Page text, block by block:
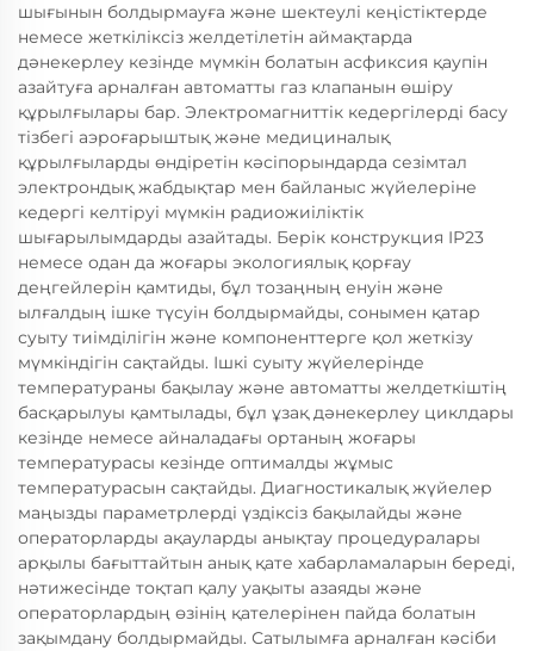
шығынын болдырмауға және шектеулі кеңістіктерде
немесе жеткіліксіз желдетілетін аймақтарда
дәнекерлеу кезінде мүмкін болатын асфиксия қаупін
азайтуға арналған автоматты газ клапанын өшіру
құрылғылары бар. Электромагниттік кедергілерді басу
тізбегі аэроғарыштық және медициналық
құрылғыларды өндіретін кәсіпорындарда сезімтал
электрондық жабдықтар мен байланыс жүйелеріне
кедергі келтіруі мүмкін радиожиіліктік
шығарылымдарды азайтады. Берік конструкция IP23
немесе одан да жоғары экологиялық қорғау
деңгейлерін қамтиды, бұл тозаңның енуін және
ылғалдың ішке түсуін болдырмайды, сонымен қатар
суыту тиімділігін және компоненттерге қол жеткізу
мүмкіндігін сақтайды. Ішкі суыту жүйелерінде
температураны бақылау және автоматты желдеткіштің
басқарылуы қамтылады, бұл ұзақ дәнекерлеу циклдары
кезінде немесе айналадағы ортаның жоғары
температурасы кезінде оптималды жұмыс
температурасын сақтайды. Диагностикалық жүйелер
маңызды параметрлерді үздіксіз бақылайды және
операторларды ақауларды анықтау процедуралары
арқылы бағыттайтын анық қате хабарламаларын береді,
нәтижесінде тоқтап қалу уақыты азаяды және
операторлардың өзінің қателерінен пайда болатын
зақымдану болдырмайды. Сатылымға арналған кәсіби